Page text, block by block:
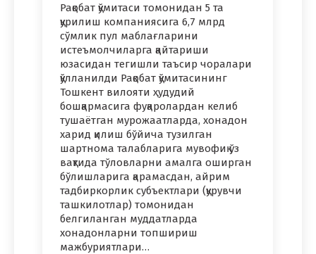
Рақобат қўмитаси томонидан 5 та
қурилиш компаниясига 6,7 млрд
сўмлик пул маблағларини
истеъмолчиларга қайтариши
юзасидан тегишли таъсир чоралари
қўлланилди Рақобат қўмитасининг
Тошкент вилояти ҳудудий
бошқармасига фуқаролардан келиб
тушаётган мурожаатларда, хонадон
харид қилиш бўйича тузилган
шартнома талабларига мувофиқ ўз
вақтида тўловларни амалга оширган
бўлишларига қарамасдан, айрим
тадбиркорлик субъектлари (қурувчи
ташкилотлар) томонидан
белгиланган муддатларда
хонадонларни топшириш
мажбуриятлари…